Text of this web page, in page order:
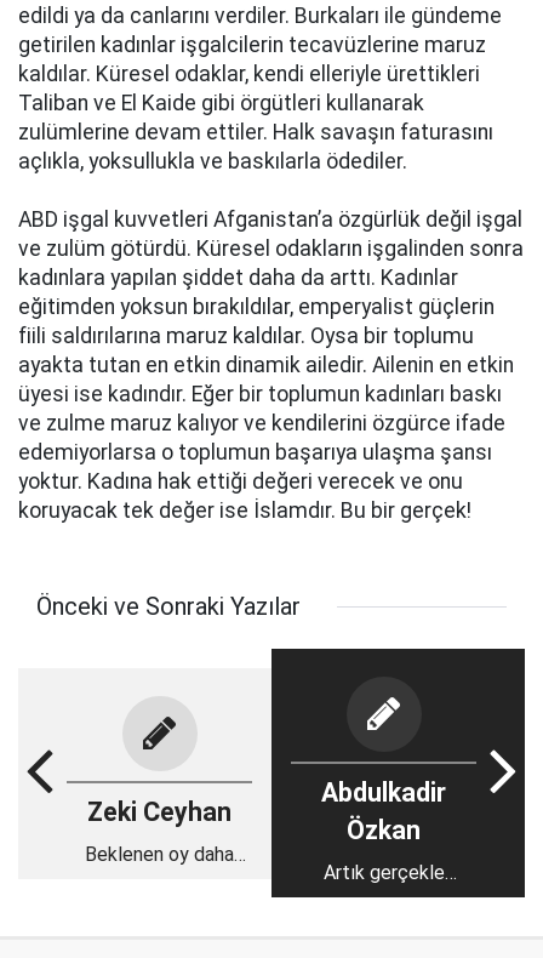
edildi ya da canlarını verdiler. Burkaları ile gündeme
getirilen kadınlar işgalcilerin tecavüzlerine maruz
kaldılar. Küresel odaklar, kendi elleriyle ürettikleri
Taliban ve El Kaide gibi örgütleri kullanarak
zulümlerine devam ettiler. Halk savaşın faturasını
açlıkla, yoksullukla ve baskılarla ödediler.
ABD işgal kuvvetleri Afganistan’a özgürlük değil işgal
ve zulüm götürdü. Küresel odakların işgalinden sonra
kadınlara yapılan şiddet daha da arttı. Kadınlar
eğitimden yoksun bırakıldılar, emperyalist güçlerin
fiili saldırılarına maruz kaldılar. Oysa bir toplumu
ayakta tutan en etkin dinamik ailedir. Ailenin en etkin
üyesi ise kadındır. Eğer bir toplumun kadınları baskı
ve zulme maruz kalıyor ve kendilerini özgürce ifade
edemiyorlarsa o toplumun başarıya ulaşma şansı
yoktur. Kadına hak ettiği değeri verecek ve onu
koruyacak tek değer ise İslamdır. Bu bir gerçek!
Önceki ve Sonraki Yazılar
Zeki Ceyhan
Beklenen oy daha
Abdulkadir
Özkan
Artık gerçekle
yüzleşme zamanı